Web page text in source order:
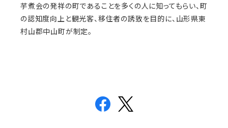
芋煮会の発祥の町であることを多くの人に知ってもらい、町
の認知度向上と観光客、移住者の誘致を目的に、山形県東
村山郡中山町が制定。